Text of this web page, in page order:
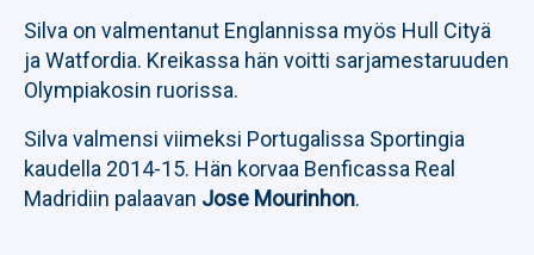
Silva on valmentanut Englannissa myös Hull Cityä
ja Watfordia. Kreikassa hän voitti sarjamestaruuden
Olympiakosin ruorissa.
Silva valmensi viimeksi Portugalissa Sportingia
kaudella 2014-15. Hän korvaa Benficassa Real
Madridiin palaavan Jose Mourinhon.